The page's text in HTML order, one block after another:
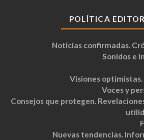
POLÍTICA
Noticias confirmadas.
Sonidos e
Visiones
Voces y
Consejos que protegen.
Nuevas tendencias.